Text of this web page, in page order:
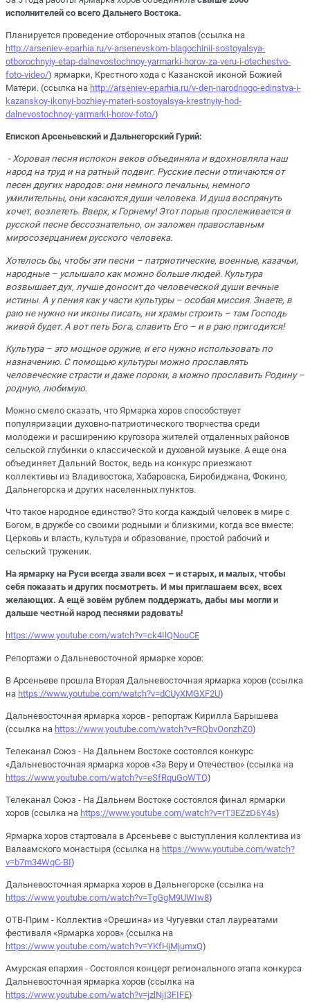
исполнителей со всего Дальнего Востока.
Планируется проведение отборочных этапов (ссылка на
http://arseniev-eparhia.ru/v-arsenevskom-blagochinii-sostoyalsya-
otborochnyiy-etap-dalnevostochnoy-yarmarki-horov-za-veru-i-otechestvo-
foto-video/) ярмарки, Крестного хода с Казанской иконой Божией
Матери. (ссылка на http://arseniev-eparhia.ru/v-den-narodnogo-edinstva-i-
kazanskoy-ikonyi-bozhiey-materi-sostoyalsya-krestnyiy-hod-
dalnevostochnoy-yarmarki-horov-foto/)
Епископ Арсеньевский и Дальнегорский Гурий:
- Хоровая песня испокон веков объединяла и вдохновляла наш
народ на труд и на ратный подвиг. Русские песни отличаются от
песен других народов: они немного печальны, немного
умилительны, они касаются души человека. И душа воспрянуть
хочет, возлететь. Вверх, к Горнему! Этот порыв прослеживается в
русской песне бессознательно, он заложен православным
миросозерцанием русского человека.
Хотелось бы, чтобы эти песни – патриотические, военные, казачьи,
народные – услышало как можно больше людей. Культура
возвышает дух, лучше доносит до человеческой души вечные
истины. А у пения как у части культуры – особая миссия. Знаете, в
раю не нужно ни иконы писать, ни храмы строить – там Господь
живой будет. А вот петь Бога, славить Его – и в раю пригодится!
Культура – это мощное оружие, и его нужно использовать по
назначению. С помощью культуры можно прославлять
человеческие страсти и даже пороки, а можно прославить Родину –
родную, любимую.
Можно смело сказать, что Ярмарка хоров способствует
популяризации духовно-патриотического творчества среди
молодежи и расширению кругозора жителей отдаленных районов
сельской глубинки о классической и духовной музыке. А еще она
объединяет Дальний Восток, ведь на конкурс приезжают
коллективы из Владивостока, Хабаровска, Биробиджана, Фокино,
Дальнегорска и других населенных пунктов.
Что такое народное единство? Это когда каждый человек в мире с
Богом, в дружбе со своими родными и близкими, когда все вместе:
Церковь и власть, культура и образование, простой рабочий и
сельский труженик.
На ярмарку на Руси всегда звали всех – и старых, и малых, чтобы
себя показать и других посмотреть. И мы приглашаем всех, всех
желающих. А ещё зовём рублем поддержать, дабы мы могли и
дальше честно́й народ песнями радовать!
https://www.youtube.com/watch?v=ck4IlQNouCE
Репортажи о Дальневосточной ярмарке хоров:
В Арсеньеве прошла Вторая Дальневосточная ярмарка хоров (ссылка
на https://www.youtube.com/watch?v=dCUyXMGXF2U)
Дальневосточная ярмарка хоров - репортаж Кирилла Барышева
(ссылка на https://www.youtube.com/watch?v=RQbvOonzhZ0)
Телеканал Союз - На Дальнем Востоке состоялся конкурс
«Дальневосточная ярмарка хоров «За Веру и Отечество» (ссылка на
https://www.youtube.com/watch?v=eSfRquGoWTQ)
Телеканал Союз - На Дальнем Востоке состоялся финал ярмарки
хоров (ссылка на https://www.youtube.com/watch?v=rT3EZzD6Y4s)
Ярмарка хоров стартовала в Арсеньеве с выступления коллектива из
Валаамского монастыря (ссылка на https://www.youtube.com/watch?
v=b7m34WqC-BI)
Дальневосточная ярмарка хоров в Дальнегорске (ссылка на
https://www.youtube.com/watch?v=TgGgM9UWIw8)
ОТВ-Прим - Коллектив «Орешина» из Чугуевки стал лауреатами
фестиваля «Ярмарка хоров» (ссылка на
https://www.youtube.com/watch?v=YKfHjMjumxQ)
Амурская епархия - Состоялся концерт регионального этапа конкурса
Дальневосточная ярмарка хоров (ссылка на
https://www.youtube.com/watch?v=jzlNjI3FIFE)